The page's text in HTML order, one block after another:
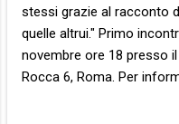
stessi grazie al racconto
quelle altrui." Primo
novembre ore 18 presso
Rocca 6, Roma. Per